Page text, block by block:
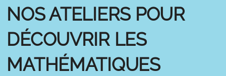
NOS ATELIERS POUR
DÉCOUVRIR LES
MATHÉMATIQUES